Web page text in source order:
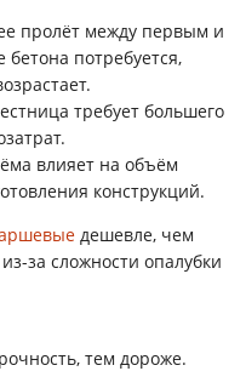
пролёт между первым и
потребуется,
требует большего
влияет на объём
конструкций.
дешевле, чем
за сложности опалубки
тем дороже.